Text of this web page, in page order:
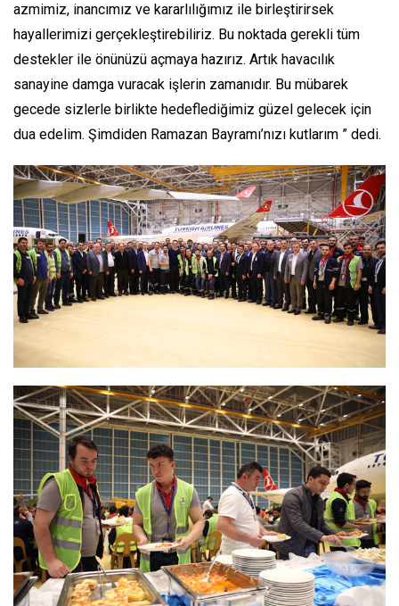
azmimiz, inancımız ve kararlılığımız ile birleştirirsek
hayallerimizi gerçekleştirebiliriz. Bu noktada gerekli tüm
destekler ile önünüzü açmaya hazırız. Artık havacılık
sanayine damga vuracak işlerin zamanıdır. Bu mübarek
gecede sizlerle birlikte hedeflediğimiz güzel gelecek için
dua edelim. Şimdiden Ramazan Bayramı’nızı kutlarım ” dedi.